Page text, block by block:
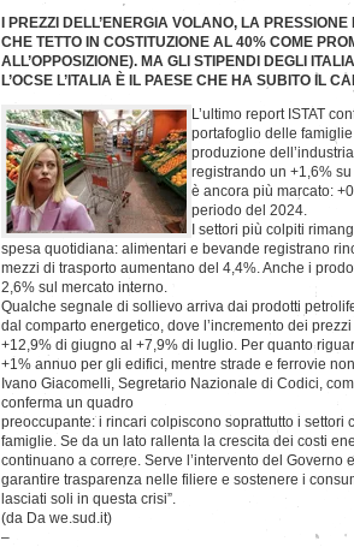
I PREZZI DELL’ENERGIA VOLANO, LA
CHE TETTO IN COSTITUZIONE AL 40% COME
ALL’OPPOSIZIONE). MA GLI STIPENDI DEGLI
L’OCSE L’ITALIA È IL PAESE CHE HA SUBITO IL
L’ultimo report ISTAT
portafoglio delle
produzione
registrando un +1,6%
è ancora più marcato:
periodo del 2024.
I settori più colpiti
spesa quotidiana: alimentari e bevande registrano
mezzi di trasporto aumentano del 4,4%. Anche i
2,6% sul mercato interno.
Qualche segnale di sollievo arriva dai prodotti
dal comparto energetico, dove l’incremento dei
+12,9% di giugno al +7,9% di luglio. Per quanto
+1% annuo per gli edifici, mentre strade e ferrovie
Ivano Giacomelli, Segretario Nazionale di Codici,
conferma un quadro
preoccupante: i rincari colpiscono soprattutto i
famiglie. Se da un lato rallenta la crescita dei costi
continuano a correre. Serve l’intervento del
garantire trasparenza nelle filiere e sostenere i
lasciati soli in questa crisi”.
(da Da we.sud.it)
–